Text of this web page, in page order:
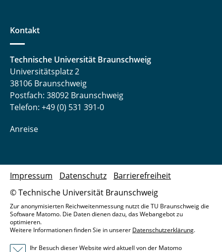
Kontakt
Technische Universität Braunschweig
Universitätsplatz 2
38106 Braunschweig
Postfach: 38092 Braunschweig
Telefon: +49 (0) 531 391-0
Anreise
© Technische Universität Braunschweig
Impressum Datenschutz Barrierefreiheit
Zur anonymisierten Reichweitenmessung nutzt die TU Braunschweig die
Software Matomo. Die Daten dienen dazu, das Webangebot zu
optimieren.
Weitere Informationen finden Sie in unserer Datenschutzerklärung.
Ihr Besuch dieser Website wird aktuell von der Matomo